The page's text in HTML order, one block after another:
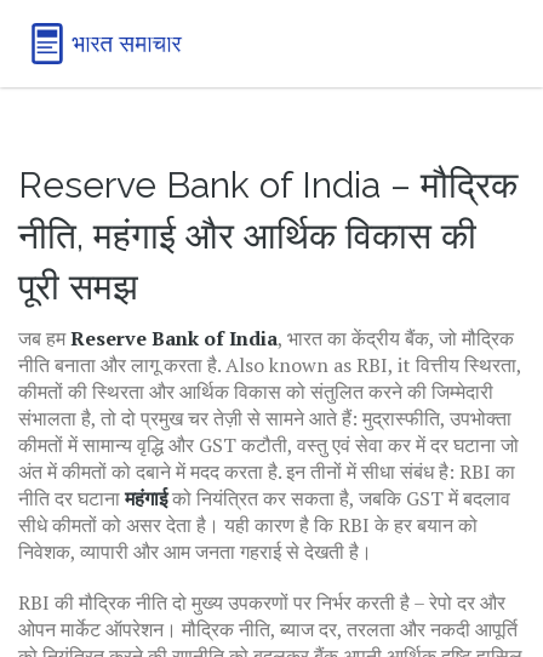
Reserve Bank of India – मौद्रिक
नीति, महंगाई और आर्थिक विकास की
पूरी समझ
जब हमReserve Bank of India, भारत का केंद्रीय बैंक, जो मौद्रिक
नीति बनाता और लागू करता है. Also known as RBI, it वित्तीय स्थिरता,
कीमतों की स्थिरता और आर्थिक विकास को संतुलित करने की जिम्मेदारी
संभालता है, तो दो प्रमुख चर तेज़ी से सामने आते हैं: मुद्रास्फीति, उपभोक्ता
कीमतों में सामान्य वृद्धिऔर GST कटौती, वस्तु एवं सेवा कर में दर घटाना जो
अंत में कीमतों को दबाने में मदद करता है. इन तीनों में सीधा संबंध है: RBI का
नीति दर घटानामहंगाईको नियंत्रित कर सकता है, जबकि GST में बदलाव
सीधे कीमतों को असर देता है। यही कारण है कि RBI के हर बयान को
निवेशक, व्यापारी और आम जनता गहराई से देखती है।
RBI की मौद्रिक नीति दो मुख्य उपकरणों पर निर्भर करती है – रेपो दर और
ओपन मार्केट ऑपरेशन। मौद्रिक नीति, ब्याज दर, तरलता और नकदी आपूर्ति